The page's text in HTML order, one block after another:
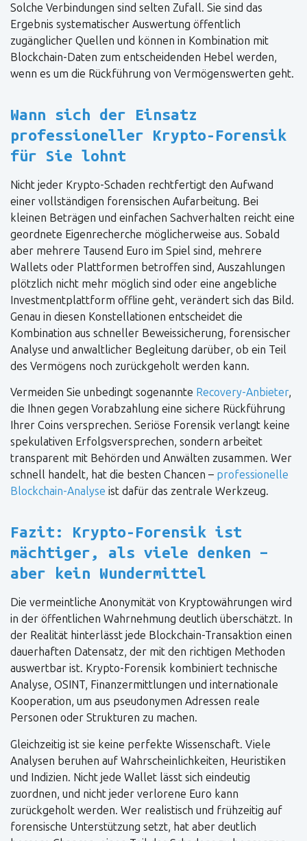
Solche Verbindungen sind selten Zufall. Sie sind das
Ergebnis systematischer Auswertung öffentlich
zugänglicher Quellen und können in Kombination mit
Blockchain-Daten zum entscheidenden Hebel werden,
wenn es um die Rückführung von Vermögenswerten geht.
Wann sich der Einsatz
professioneller Krypto-Forensik
für Sie lohnt
Nicht jeder Krypto-Schaden rechtfertigt den Aufwand
einer vollständigen forensischen Aufarbeitung. Bei
kleinen Beträgen und einfachen Sachverhalten reicht eine
geordnete Eigenrecherche möglicherweise aus. Sobald
aber mehrere Tausend Euro im Spiel sind, mehrere
Wallets oder Plattformen betroffen sind, Auszahlungen
plötzlich nicht mehr möglich sind oder eine angebliche
Investmentplattform offline geht, verändert sich das Bild.
Genau in diesen Konstellationen entscheidet die
Kombination aus schneller Beweissicherung, forensischer
Analyse und anwaltlicher Begleitung darüber, ob ein Teil
des Vermögens noch zurückgeholt werden kann.
Vermeiden Sie unbedingt sogenannte Recovery-Anbieter,
die Ihnen gegen Vorabzahlung eine sichere Rückführung
Ihrer Coins versprechen. Seriöse Forensik verlangt keine
spekulativen Erfolgsversprechen, sondern arbeitet
transparent mit Behörden und Anwälten zusammen. Wer
schnell handelt, hat die besten Chancen – professionelle
Blockchain-Analyse ist dafür das zentrale Werkzeug.
Fazit: Krypto-Forensik ist
mächtiger, als viele denken –
aber kein Wundermittel
Die vermeintliche Anonymität von Kryptowährungen wird
in der öffentlichen Wahrnehmung deutlich überschätzt. In
der Realität hinterlässt jede Blockchain-Transaktion einen
dauerhaften Datensatz, der mit den richtigen Methoden
auswertbar ist. Krypto-Forensik kombiniert technische
Analyse, OSINT, Finanzermittlungen und internationale
Kooperation, um aus pseudonymen Adressen reale
Personen oder Strukturen zu machen.
Gleichzeitig ist sie keine perfekte Wissenschaft. Viele
Analysen beruhen auf Wahrscheinlichkeiten, Heuristiken
und Indizien. Nicht jede Wallet lässt sich eindeutig
zuordnen, und nicht jeder verlorene Euro kann
zurückgeholt werden. Wer realistisch und frühzeitig auf
forensische Unterstützung setzt, hat aber deutlich